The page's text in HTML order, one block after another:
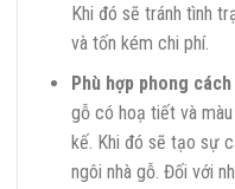
Khi đó sẽ tránh tình
và tốn kém chi phí.
Phù hợp phong
gỗ có hoạ tiết và
kế. Khi đó sẽ tạo sự
ngôi nhà gỗ. Đối với